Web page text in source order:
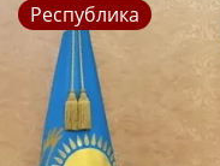
Республика